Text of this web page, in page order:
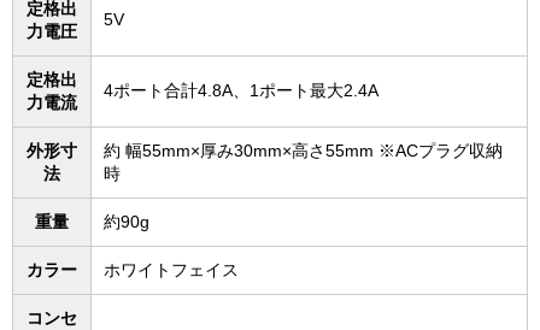
定格出
力電圧
5V
定格出
力電流
4ポート合計4.8A、1ポート最大2.4A
外形寸
法
約 幅55mm×厚み30mm×高さ55mm ※ACプラグ収納
時
重量 約90g
カラー ホワイトフェイス
コンセ